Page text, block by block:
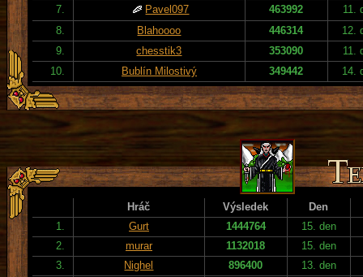
7.
Pavel097 463992
11.
8.
Blahoooo 446314
12.
9.
chesstik3 353090
11.
10.
Bublín Milostivý 349442 14.
Hráč Výsledek
Den
1.
Gurt 1444764
15. den
2.
murar 1132018
15. den
3.
Nighel 896400
13. den